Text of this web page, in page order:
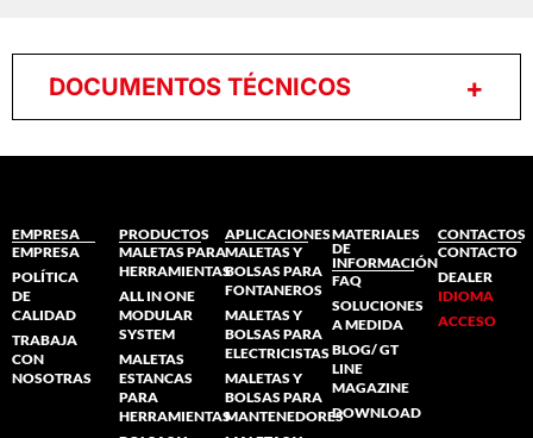
DOCUMENTOS TÉCNICOS
EMPRESA
EMPRESA
POLÍTICA
DE
CALIDAD
TRABAJA
CON
NOSOTRAS
PRODUCTOS
MALETAS PARA
HERRAMIENTAS
ALL IN ONE
MODULAR
SYSTEM
MALETAS
ESTANCAS
PARA
HERRAMIENTAS
APLICACIONES
MALETAS Y
BOLSAS PARA
FONTANEROS
MALETAS Y
BOLSAS PARA
ELECTRICISTAS
MALETAS Y
BOLSAS PARA
MANTENEDORES
MATERIALES
DE
INFORMACIÓN
FAQ
SOLUCIONES
A MEDIDA
BLOG/ GT
LINE
MAGAZINE
DOWNLOAD
CONTACTOS
CONTACTO
DEALER
IDIOMA
ACCESO